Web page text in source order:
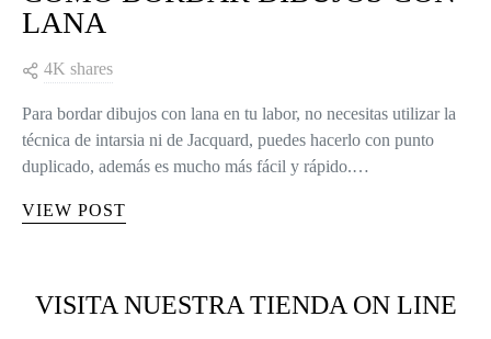
LANA
4K shares
Para bordar dibujos con lana en tu labor, no necesitas utilizar la
técnica de intarsia ni de Jacquard, puedes hacerlo con punto
duplicado, además es mucho más fácil y rápido.…
VIEW POST
VISITA NUESTRA TIENDA ON LINE